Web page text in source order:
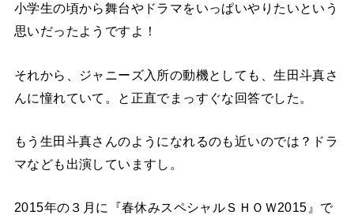
小学生の頃から舞台やドラマをいっぱいやりたいという
思いだったようですよ！
それから、ジャニーズ入所の動機としても、生田斗真さ
んに憧れていて。と正直でまっすぐな回答でした。
もう生田斗真さんのようになれるのも近いのでは？ドラ
マなども出演していますし。
2015年の３月に『春休みスペシャルＳＨＯＷ2015』で